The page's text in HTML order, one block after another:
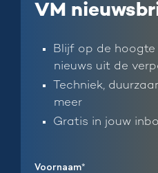
VM
Blijf op de
nieuws uit de
Techniek,
meer
Gratis in jouw
Voornaam*